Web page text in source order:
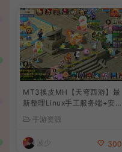
MT3换皮MH【天穹西游】最
新整理Linux手工服务端+安
卓苹果双端+GM后台+详细搭
建教程+全套源码+视频教程
手游资源
波少 300